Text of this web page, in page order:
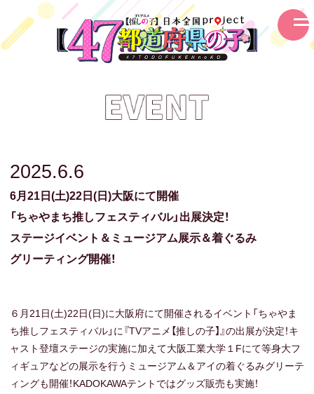
2025.6.6
6月21日(土)22日(日 )大阪にて開催
「ちゃやまち推しフェスティバル」出展決定！
ステージイベント＆ ミュージアム展示＆着ぐるみ
グリーティング開催！
６月21日(土)22日(日)に大阪府にて開催されるイベント「ちゃやま
ち推しフェスティバル」に『TVアニメ【推しの子】』の出展が決定！キ
ャスト登壇ステージの実施に加えて大阪工業大学１Fにて等身大フ
ィギュアなどの展示を行うミュージアム＆アイの着ぐるみグリーテ
ィングも開催！KADOKAWAテントではグッズ販売も実施！